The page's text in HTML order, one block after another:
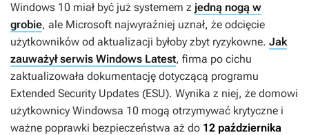
Windows 10 miał być już systemem z jedną nogą w
grobie, ale Microsoft najwyraźniej uznał, że odcięcie
użytkowników od aktualizacji byłoby zbyt ryzykowne. Jak
zauważył serwis Windows Latest, firma po cichu
zaktualizowała dokumentację dotyczącą programu
Extended Security Updates (ESU). Wynika z niej, że domowi
użytkownicy Windowsa 10 mogą otrzymywać krytyczne i
ważne poprawki bezpieczeństwa aż do 12 października